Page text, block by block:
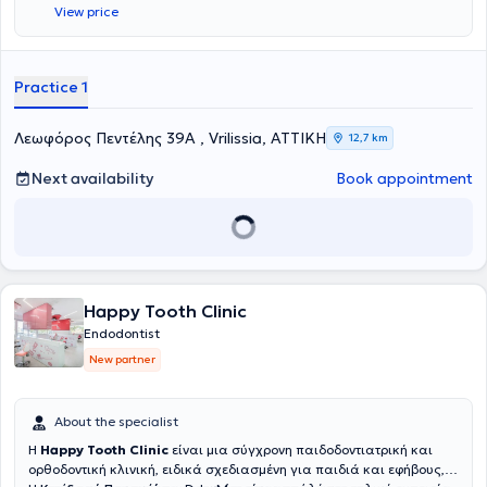
and holds a postgraduate degree entitled
EndodonticsfromKing's College Guy's Hospitalin London. He runs a
cases, strictly adhering to international protocols, with meticulous
View price
Practice 1
Λεωφόρος Πεντέλης 39Α , Vrilissia, ΑΤΤΙΚΗ 12,7 km
Next availability Book appointment
Happy Tooth Clinic
Endodontist
New partner
About the specialist
Η Happy Tooth Clinic είναι μια σύγχρονη παιδοδοντιατρική και
ορθοδοντική κλινική, ειδικά σχεδιασμένη για παιδιά και εφήβους,